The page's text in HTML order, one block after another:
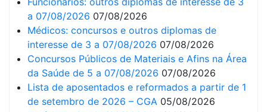
a 07/08/2026 07/08/2026
Médicos: concursos e outros diplomas de
interesse de 3 a 07/08/2026 07/08/2026
Concursos Públicos de Materiais e Afins na Área
da Saúde de 5 a 07/08/2026 07/08/2026
Lista de aposentados e reformados a partir de 1
de setembro de 2026 – CGA 05/08/2026